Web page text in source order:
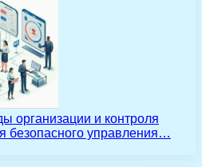
организации и контроля
безопасного управления…